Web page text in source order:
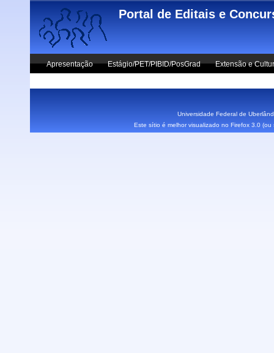
Skip to main content
Portal de Editais e
Apresentação Estágio/PET/PIBID/PosGrad Extensão e
Universidade Federal de
Este sítio é melhor visualizado no Firefox 3.0